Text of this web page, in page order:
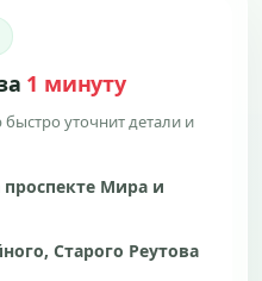
1 минуту
уточнит детали и
Мира и
Старого Реутова